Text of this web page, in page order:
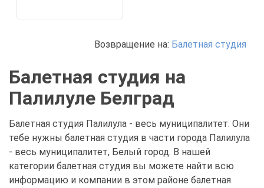
Возвращение на: Балетная студия
Балетная студия на
Палилуле Белград
Балетная студия Палилула - весь муниципалитет. Они
тебе нужны балетная студия в части города Палилула
- весь муниципалитет, Белый город. В нашей
категории балетная студия вы можете найти всю
информацию и компании в этом районе балетная